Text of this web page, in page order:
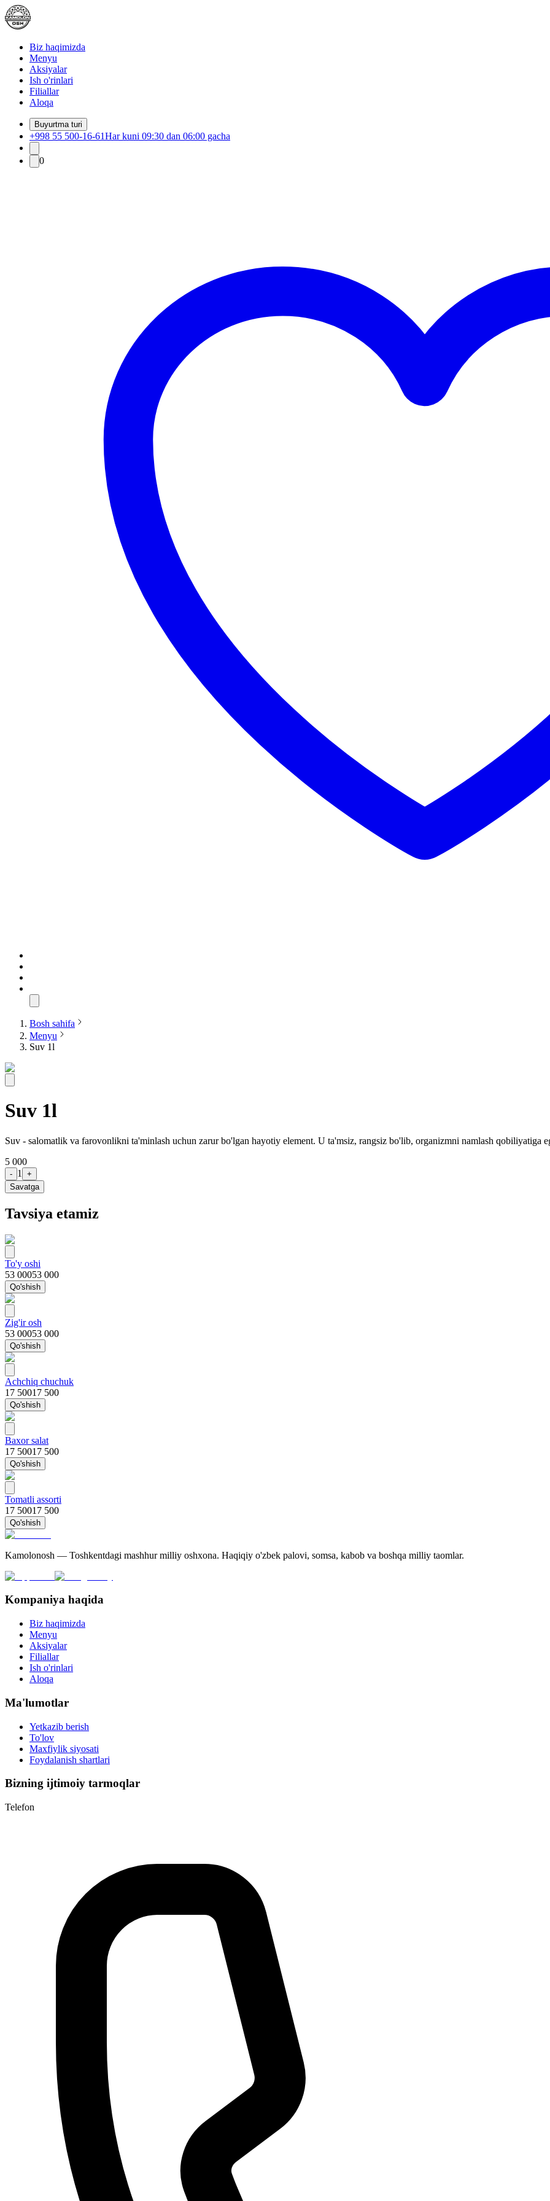
Biz haqimizda
Menyu
Aksiyalar
Ish o'rinlari
Filiallar
Aloqa
Buyurtma turi
+998 55 500-16-61Har kuni 09:30 dan 06:00 gacha
0
Bosh sahifa
Menyu
Suv 1l
Suv 1l
Suv - salomatlik va farovonlikni ta'minlash uchun zarur bo'lgan hayotiy element. U ta'msiz, rangsiz bo'lib, organizmni namlash qobiliyatiga
5 000
- 1
+
Savatga
Tavsiya etamiz
To'y oshi
53 00053 000
Qo'shish
Zig'ir osh
53 00053 000
Qo'shish
Achchiq chuchuk
17 50017 500
Qo'shish
Baxor salat
17 50017 500
Qo'shish
Tomatli assorti
17 50017 500
Qo'shish
Kamolonosh — Toshkentdagi mashhur milliy oshxona. Haqiqiy o'zbek palovi, somsa, kabob va boshqa milliy taomlar.
Kompaniya haqida
Biz haqimizda
Menyu
Aksiyalar
Filiallar
Ish o'rinlari
Aloqa
Ma'lumotlar
Yetkazib berish
To'lov
Maxfiylik siyosati
Foydalanish shartlari
Bizning ijtimoiy tarmoqlar
Telefon